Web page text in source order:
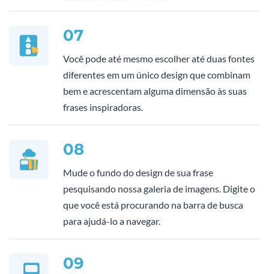
07
Você pode até mesmo escolher até duas fontes
diferentes em um único design que combinam
bem e acrescentam alguma dimensão às suas
frases inspiradoras.
08
Mude o fundo do design de sua frase
pesquisando nossa galeria de imagens. Digite o
que você está procurando na barra de busca
para ajudá-lo a navegar.
09